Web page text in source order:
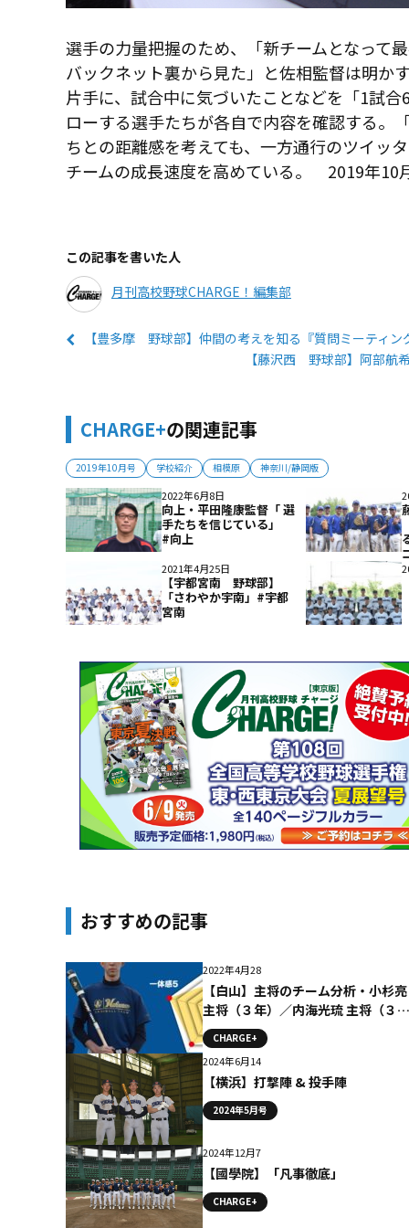
選手の力量把握のため、「新チームとなって
バックネット裏から見た」と佐相監督は明
片手に、試合中に気づいたことなどを「1試
ローする選手たちが各自で内容を確認する。
ちとの距離感を考えても、一方通行のツイッ
チームの成長速度を高めている。 2019年10
この記事を書いた人
月刊高校野球CHARGE！編集部
【豊多摩 野球部】仲間の考えを知る『質問ミーティン
【藤沢西 野球部】阿部航
CHARGE+の関連記事
2019年10月号 学校紹介 相模原 神奈川/静岡版
2022年6月8日
向上・平田隆康監督「 選
手たちを信じている」
#向上
2021年4月25日
【宇都宮南 野球部】
「さわやか宇南」#宇都
宮南
おすすめの記事
2022年4月28
【白山】主将のチーム分析・小杉亮
主将（３年）／内海光琉 主将（３
年） #白山
CHARGE+
2024年6月14
【横浜】打撃陣 & 投手陣
2024年5月号
2024年12月7
【國學院】「凡事徹底」
CHARGE+